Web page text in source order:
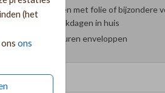
(het
ons
Kaarten met folie of bijzondere
twee werkdagen in huis
29 kleuren enveloppen